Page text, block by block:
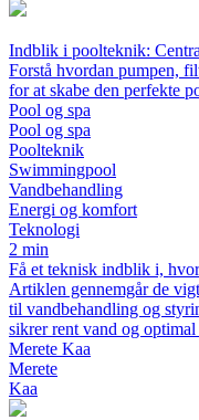
Indblik i poolteknik:
Forstå hvordan pumpen,
for at skabe den perfekte
Pool og spa
Pool og spa
Poolteknik
Swimmingpool
Vandbehandling
Energi og komfort
Teknologi
2 min
Få et teknisk indblik i,
Artiklen gennemgår de
til vandbehandling og
sikrer rent vand og
Merete Kaa
Merete
Kaa